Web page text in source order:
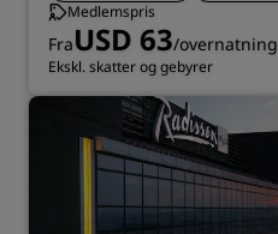
Medlemspris
FraUSD 63/overnatning
Ekskl. skatter og gebyrer